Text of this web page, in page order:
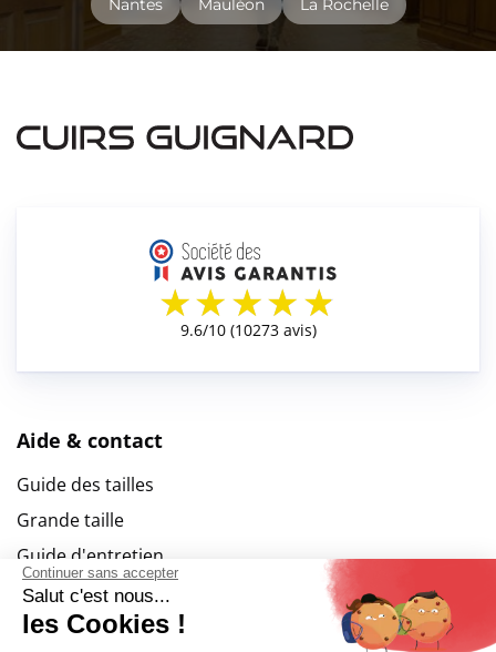
Continuer sans accepter
Salut c'est nous...
les Cookies !
Nantes Mauléon La Rochelle
Aide & contact
Guide des tailles
Grande taille
Guide d'entretien
Retouches
Service clients